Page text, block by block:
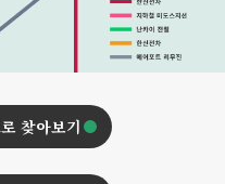
찾아보기